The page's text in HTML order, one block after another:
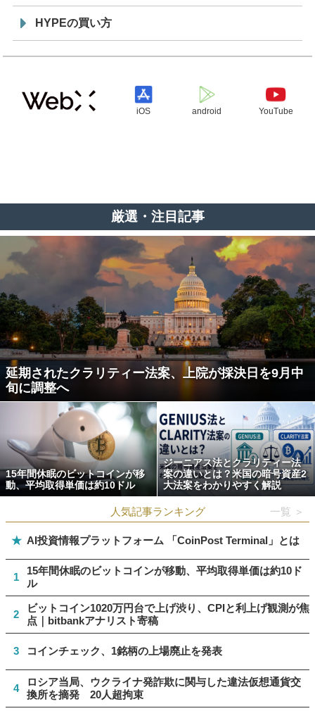
HYPEの買い方
iOS android YouTube
厳選・注目記事
延期されたクラリティー法案、上院が採決日を9月中
旬に調整へ
15年間休眠のビットコインが移
動、平均取得単価は約10ドル
ジーニアス法とクラリティー法
案の違いとは？米国の暗号資産2
大法案をわかりやすく解説
人気記事ランキング 一覧 ＞
★ AI投資情報プラットフォーム 「CoinPost Terminal」とは
1
15年間休眠のビットコインが移動、平均取得単価は約10ド
ル
2
ビットコイン1020万円台で上げ渋り、CPIと利上げ観測が焦
点｜bitbankアナリスト寄稿
3 コインチェック、1銘柄の上場廃止を発表
4
ロシア当局、ウクライナ発詐欺に関与した違法仮想通貨交
換所を摘発 20人超拘束